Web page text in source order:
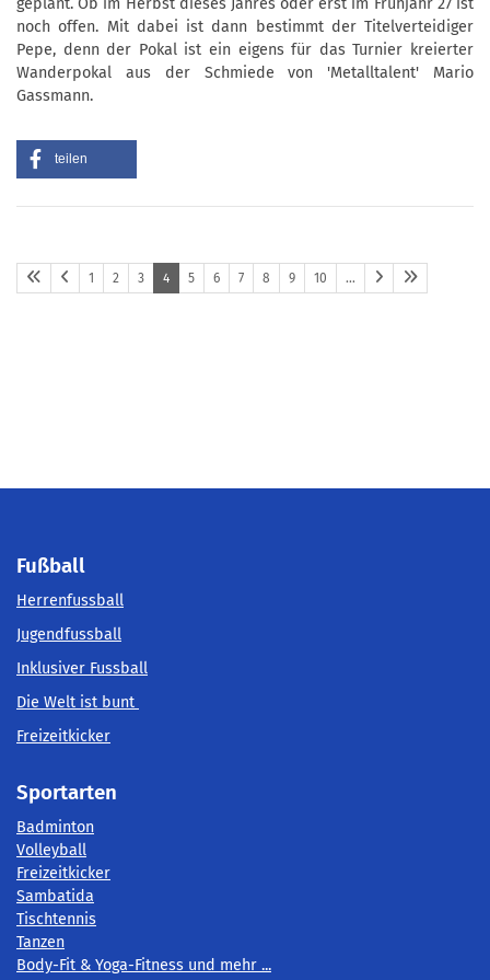
geplant. Ob im Herbst dieses Jahres oder erst im Frühjahr 27 ist
noch offen. Mit dabei ist dann bestimmt der Titelverteidiger
Pepe, denn der Pokal ist ein eigens für das Turnier kreierter
Wanderpokal aus der Schmiede von 'Metalltalent' Mario
Gassmann.
teilen
1 2 3 4 5 6 7 8 9 10 …
Fußball
Herrenfussball
Jugendfussball
Inklusiver Fussball
Die Welt ist bunt
Freizeitkicker
Sportarten
Badminton
Volleyball
Freizeitkicker
Sambatida
Tischtennis
Tanzen
Body-Fit & Yoga-Fitness und mehr ...